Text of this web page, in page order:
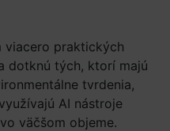
viacero praktických
dotknú tých, ktorí majú
tvrdenia,
AI nástroje
väčšom objeme.